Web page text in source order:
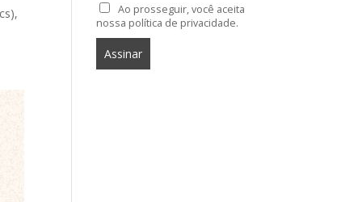
Ao prosseguir, você aceita
nossa política de privacidade.